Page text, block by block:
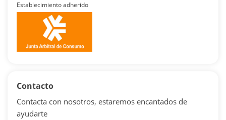
Establecimiento adherido
Contacto
Contacta con nosotros, estaremos encantados de
ayudarte